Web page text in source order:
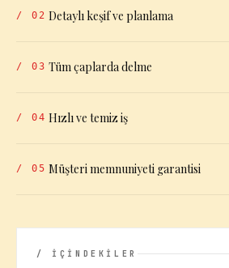
/ 02 Detaylı keşif ve planlama
/ 03 Tüm çaplarda delme
/ 04 Hızlı ve temiz iş
/ 05 Müşteri memnuniyeti garantisi
/ İÇİNDEKİLER